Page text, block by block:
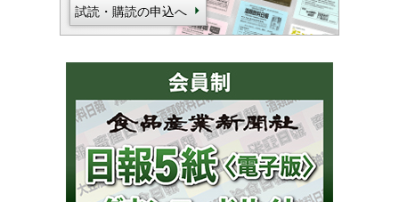
試読・購読の申込へ